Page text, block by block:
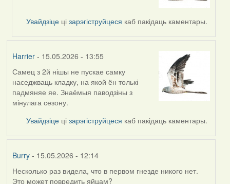
Harrier
Увайдзіце цізарэгіструйцеся каб пакідаць каментары.
Harrier- 15.05.2026 - 13:55
Самец з 2й нішы не пускае самку
наседжваць кладку, на якой ён толькі
падмяняе яе. Знаёмыя паводзіны з
мінулага сезону.
Увайдзіце цізарэгіструйцеся каб пакідаць каментары.
Burry- 15.05.2026 - 12:14
Несколько раз видела, что в первом гнезде никого нет.
Это может повредить яйцам?